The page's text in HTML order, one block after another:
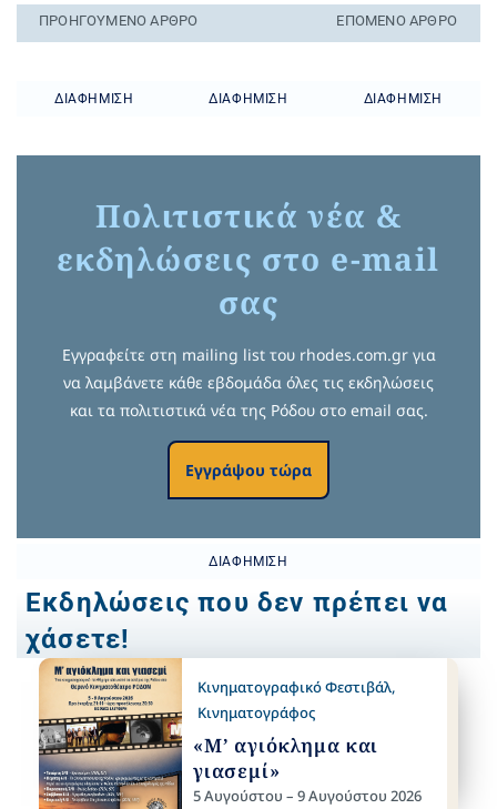
ΠΡΟΗΓΟΎΜΕΝO ΆΡΘΡΟ ΕΠΌΜΕΝΟ ΆΡΘΡΟ
ΔΙΑΦΉΜΙΣΗ ΔΙΑΦΉΜΙΣΗ ΔΙΑΦΉΜΙΣΗ
Πολιτιστικά νέα &
εκδηλώσεις στο e-mail
σας
Εγγραφείτε στη mailing list του rhodes.com.gr για
να λαμβάνετε κάθε εβδομάδα όλες τις εκδηλώσεις
και τα πολιτιστικά νέα της Ρόδου στο email σας.
Εγγράψου τώρα
ΔΙΑΦΉΜΙΣΗ
Εκδηλώσεις που δεν πρέπει να
χάσετε!
Κινηματογραφικό Φεστιβάλ,
Κινηματογράφος
«Μ’ αγιόκλημα και
γιασεμί»
5 Αυγούστου – 9 Αυγούστου 2026